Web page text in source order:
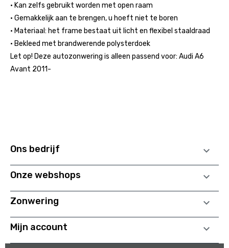
• Kan zelfs gebruikt worden met open raam
• Gemakkelijk aan te brengen, u hoeft niet te boren
• Materiaal: het frame bestaat uit licht en flexibel staaldraad
• Bekleed met brandwerende polysterdoek
Let op! Deze autozonwering is alleen passend voor: Audi A6
Avant 2011-
Ons bedrijf 
Onze webshops 
Zonwering 
Mijn account 